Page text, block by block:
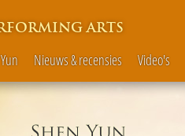
ARTS
Nieuws & recensies Video's